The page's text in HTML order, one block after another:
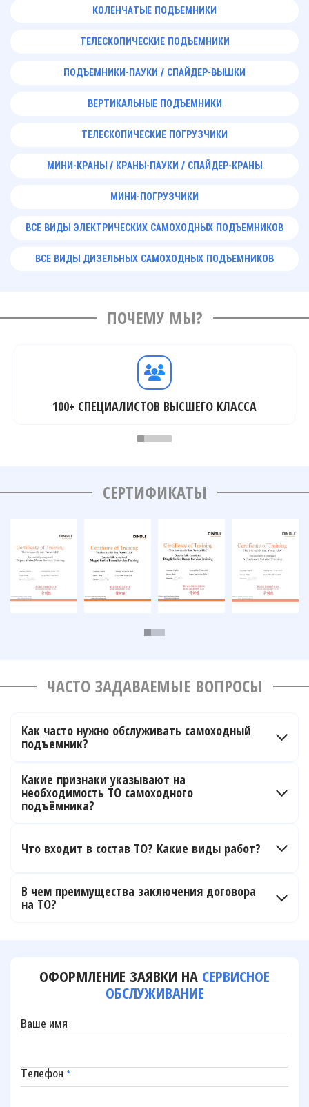
КОЛЕНЧАТЫЕ ПОДЪЕМНИКИ
ТЕЛЕСКОПИЧЕСКИЕ ПОДЪЕМНИКИ
ПОДЪЕМНИКИ-ПАУКИ / СПАЙДЕР-ВЫШКИ
ВЕРТИКАЛЬНЫЕ ПОДЪЕМНИКИ
ТЕЛЕСКОПИЧЕСКИЕ ПОГРУЗЧИКИ
МИНИ-КРАНЫ / КРАНЫ-ПАУКИ / СПАЙДЕР-КРАНЫ
МИНИ-ПОГРУЗЧИКИ
ВСЕ ВИДЫ ЭЛЕКТРИЧЕСКИХ САМОХОДНЫХ ПОДЪЕМНИКОВ
ВСЕ ВИДЫ ДИЗЕЛЬНЫХ САМОХОДНЫХ ПОДЪЕМНИКОВ
ПОЧЕМУ МЫ?
100+ СПЕЦИАЛИСТОВ ВЫСШЕГО КЛАССА
СЕРТИФИКАТЫ
ЧАСТО ЗАДАВАЕМЫЕ ВОПРОСЫ
Как часто нужно обслуживать самоходный
подъемник?
сервисной книжке. Обычно сервисный промежуток
составляет 250 моточасов или 3 месяца (смотря, что
наступит раньше).
Какие признаки указывают на
необходимость ТО самоходного
подъёмника?
Что входит в состав ТО? Какие виды работ?
В чем преимущества заключения договора
на ТО?
ОФОРМЛЕНИЕ ЗАЯВКИ НА СЕРВИСНОЕ
ОБСЛУЖИВАНИЕ
Ваше имя
Телефон *